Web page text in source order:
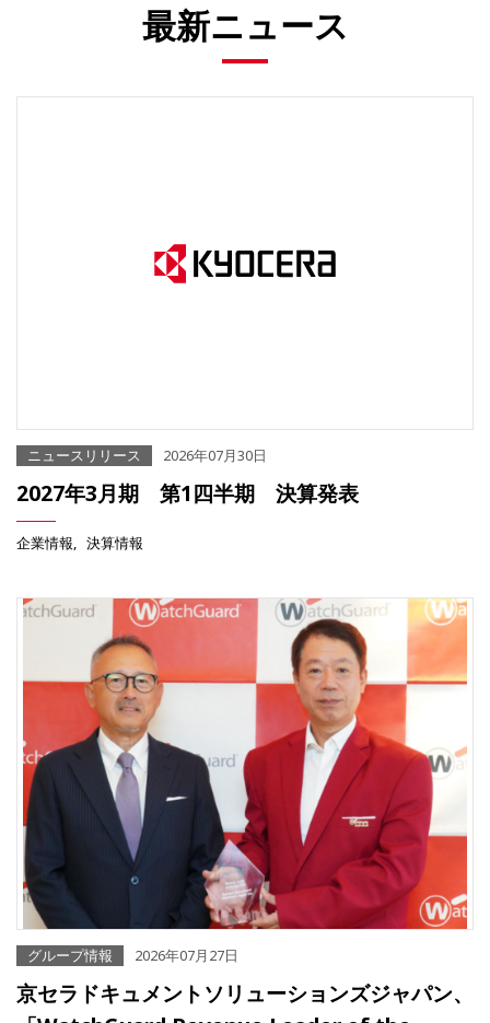
最新ニュース
ニュースリリース 2026年07月30日
2027年3月期 第1四半期 決算発表
企業情報 決算情報
グループ情報 2026年07月27日
京セラドキュメントソリューションズジャパン、